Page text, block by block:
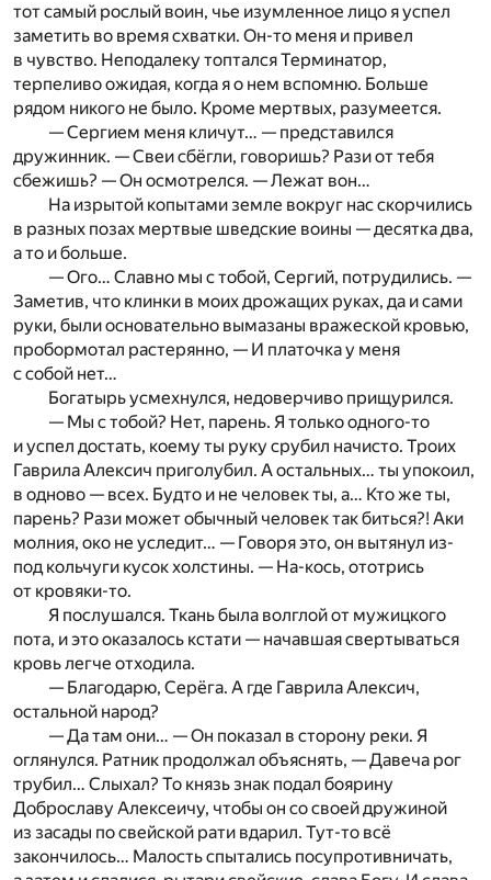
тот самый рослый воин, чье изумленное лицо я успел
заметить во время схватки. Он-то меня и привел
в чувство. Неподалеку топтался Терминатор,
терпеливо ожидая, когда я о нем вспомню. Больше
рядом никого не было. Кроме мертвых, разумеется.
— Сергием меня кличут… — представился
дружинник. — Свеи сбёгли, говоришь? Рази от тебя
сбежишь? — Он осмотрелся. — Лежат вон…
На изрытой копытами земле вокруг нас скорчились
в разных позах мертвые шведские воины — десятка два,
а то и больше.
— Ого… Славно мы с тобой, Сергий, потрудились. —
Заметив, что клинки в моих дрожащих руках, да и сами
руки, были основательно вымазаны вражеской кровью,
пробормотал растерянно, — И платочка у меня
с собой нет…
Богатырь усмехнулся, недоверчиво прищурился.
— Мы с тобой? Нет, парень. Я только одного-то
и успел достать, коему ты руку срубил начисто. Троих
Гаврила Алексич приголубил. А остальных… ты упокоил,
в одново — всех. Будто и не человек ты, а… Кто же ты,
парень? Рази может обычный человек так биться?! Аки
молния, око не уследит… — Говоря это, он вытянул из-
под кольчуги кусок холстины. — На-кось, ототрись
от кровяки-то.
Я послушался. Ткань была волглой от мужицкого
пота, и это оказалось кстати — начавшая свертываться
кровь легче отходила.
— Благодарю, Серёга. А где Гаврила Алексич,
остальной народ?
— Да там они… — Он показал в сторону реки. Я
оглянулся. Ратник продолжал объяснять, — Давеча рог
трубил… Слыхал? То князь знак подал боярину
Доброславу Алексеичу, чтобы он со своей дружиной
из засады по свейской рати вдарил. Тут-то всё
закончилось… Малость спытались посупротивничать,